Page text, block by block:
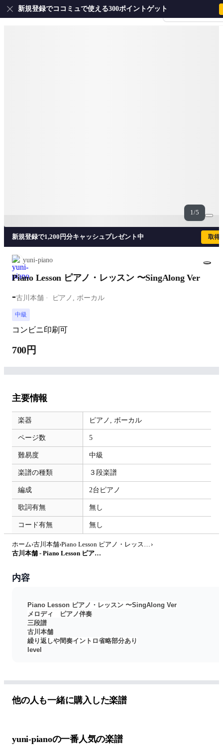
会員登録・ログイ
新規登録でココミュで使える300ポイントゲット
1/5
新規登録で1,200円分キャッシュプレゼント中 取得
yuni-piano
Piano Lesson ピアノ・レッスン 〜SingAlong Ver
-古川本舗 ピアノ,ボーカル
中級
コンビニ印刷可
700円
主要情報
楽器 ピアノ, ボーカル
ページ数 5
難易度 中級
楽譜の種類 ３段楽譜
編成 2台ピアノ
歌詞有無 無し
コード有無 無し
ホーム›古川本舗›
›
古川本舗 - Piano Lesson ピアノ・レッスン 〜SingAlong Ver by yuni
内容
Piano Lesson ピアノ・レッスン 〜SingAlong Ver
メロディ ピアノ伴奏
三段譜
古川本舗
繰り返しや間奏イントロ省略部分あり
level
他の人も一緒に購入した楽譜
yuni-pianoの一番人気の楽譜